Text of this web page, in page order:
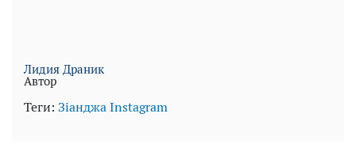
Лидия Драник
Автор
Теги: ЗіанджаInstagram